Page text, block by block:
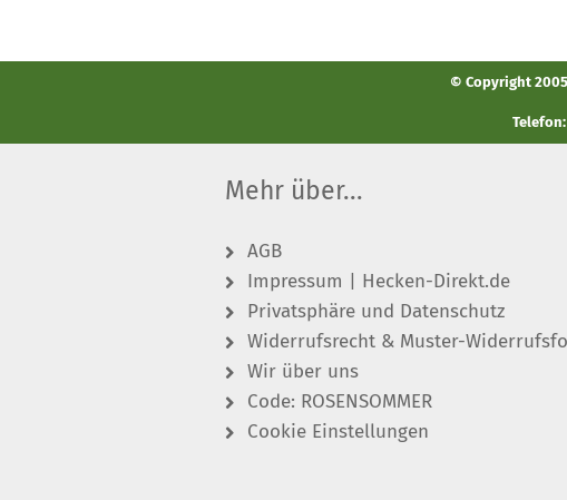
© Copyright
Mehr über...
AGB
Impressum | Hecken-Direkt.de
Privatsphäre und Datenschutz
Widerrufsrecht & Muster-
Wir über uns
Code: ROSENSOMMER
Cookie Einstellungen